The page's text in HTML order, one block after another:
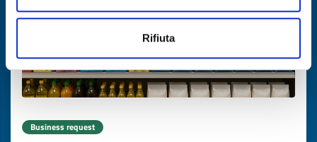
Rifiuta
Business request